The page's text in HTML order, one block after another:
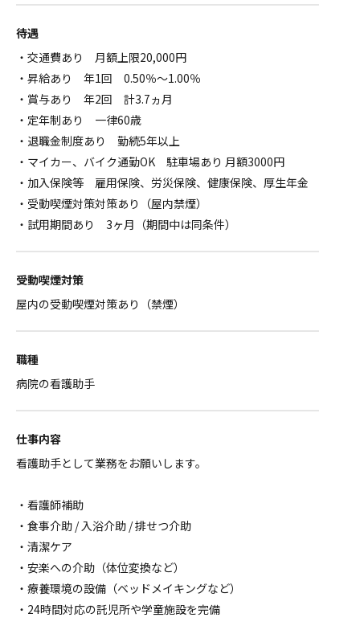
待遇
・交通費あり 月額上限20,000円
・昇給あり 年1回 0.50％～1.00％
・賞与あり 年2回 計3.7ヵ月
・定年制あり 一律60歳
・退職金制度あり 勤続5年以上
・マイカー、バイク通勤OK 駐車場あり 月額3000円
・加入保険等 雇用保険、労災保険、健康保険、厚生年金
・受動喫煙対策対策あり（屋内禁煙）
・試用期間あり 3ヶ月（期間中は同条件）
受動喫煙対策
屋内の受動喫煙対策あり（禁煙）
職種
病院の看護助手
仕事内容
看護助手として業務をお願いします。
・看護師補助
・食事介助 / 入浴介助 / 排せつ介助
・清潔ケア
・安楽への介助（体位変換など）
・療養環境の設備（ベッドメイキングなど）
・24時間対応の託児所や学童施設を完備